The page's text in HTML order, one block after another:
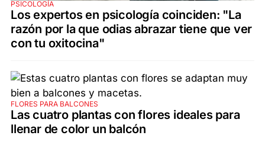
PSICOLOGÍA
Los expertos en psicología coinciden: "La
razón por la que odias abrazar tiene que ver
con tu oxitocina"
FLORES PARA BALCONES
Las cuatro plantas con flores ideales para
llenar de color un balcón